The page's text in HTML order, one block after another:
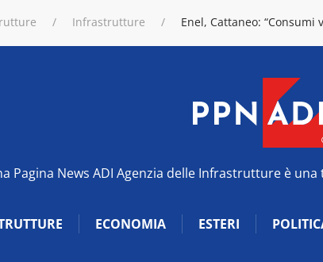
Infrastrutture Enel, Cattaneo:
Pagina News ADI Agenzia delle Infrastrutture è
ECONOMIA ESTERI